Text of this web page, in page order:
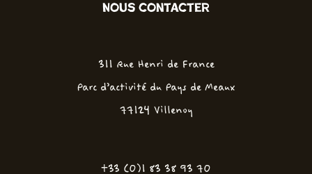
Nous contacter
311 Rue Henri de France
Parc d'activité du Pays de Meaux
77124 Villenoy
+33 (0)1 83 38 93 70